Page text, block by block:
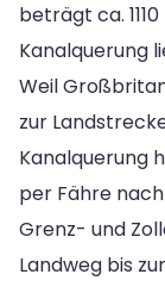
beträgt ca.
Kanalquerung
Weil
zur
Kanalquerung
per Fähre
Grenz- und
Landweg bis